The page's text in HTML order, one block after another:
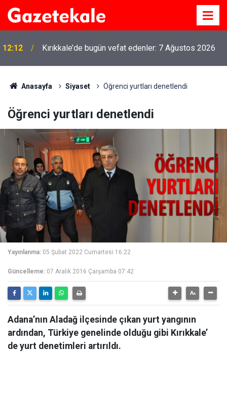
12:12 Kırıkkale’de bugün vefat edenler: 7 Ağustos 2026
Anasayfa Siyaset Öğrenci yurtları denetlendi
Öğrenci yurtları denetlendi
Yayınlanma: 05 Şubat 2022 Cumartesi 16:22
Güncelleme: 07 Aralık 2016 Çarşamba 07:42
Adana’nın Aladağ ilçesinde çıkan yurt yangının
ardından, Türkiye genelinde olduğu gibi Kırıkkale’
de yurt denetimleri artırıldı.